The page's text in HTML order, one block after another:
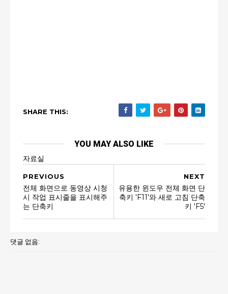
SHARE THIS:
YOU MAY ALSO LIKE
자료실
NEXT
유용한 윈도우 전체 화면 단
축키 'F11'와 새로 고침 단축
키 'F5'
PREVIOUS
전체 화면으로 동영상 시청
시 작업 표시줄을 표시해주
는 단축키
댓글 없음: